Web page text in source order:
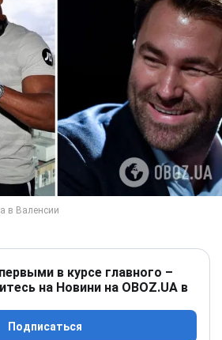
в курсе главного –
на Новини на OBOZ.UA в
Подписаться